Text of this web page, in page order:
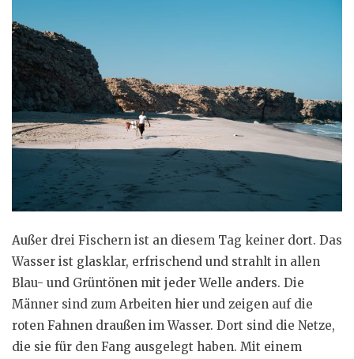
Außer drei Fischern ist an diesem Tag keiner dort. Das
Wasser ist glasklar, erfrischend und strahlt in allen
Blau- und Grüntönen mit jeder Welle anders. Die
Männer sind zum Arbeiten hier und zeigen auf die
roten Fahnen draußen im Wasser. Dort sind die Netze,
die sie für den Fang ausgelegt haben. Mit einem